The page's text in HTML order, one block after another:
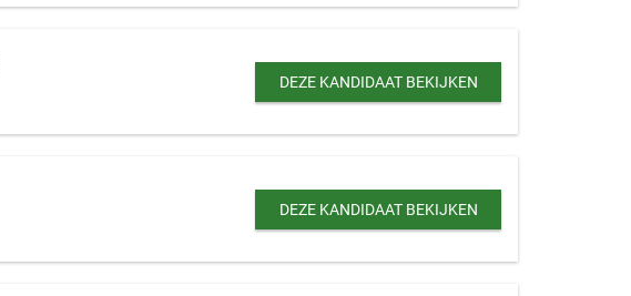
DEZE KANDIDAAT BEKIJKEN
DEZE KANDIDAAT BEKIJKEN